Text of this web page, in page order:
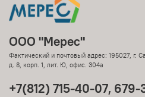
ООО "Мерес"
Фактический и почтовый адрес: 195027, г.
д. 8, корп. 1, лит. Ю, офис. 304а
+7(812) 715-40-07,